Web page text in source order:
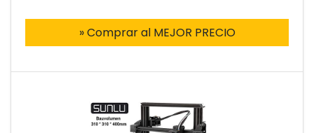
» Comprar al MEJOR PRECIO